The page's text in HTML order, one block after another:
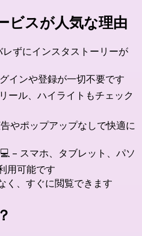
ビスが人気な理由
ずにインスタストーリーが
インや登録が一切不要です
ール、ハイライトもチェック
やポップアップなしで快適に
– スマホ、タブレット、パソ
用可能です
く、すぐに閲覧できます